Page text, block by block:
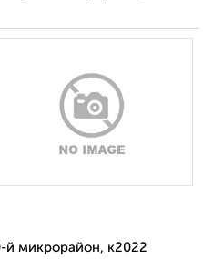
й микрорайон, к2022